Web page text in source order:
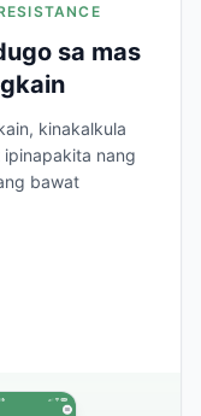
sa mas
kinakalkula
nang
bawat